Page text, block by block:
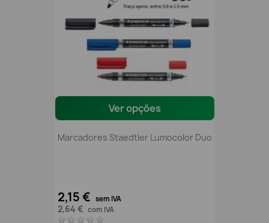
Ver opções
Marcadores Staedtler Lumocolor Duo
2,15 € sem IVA
2,64 € com IVA